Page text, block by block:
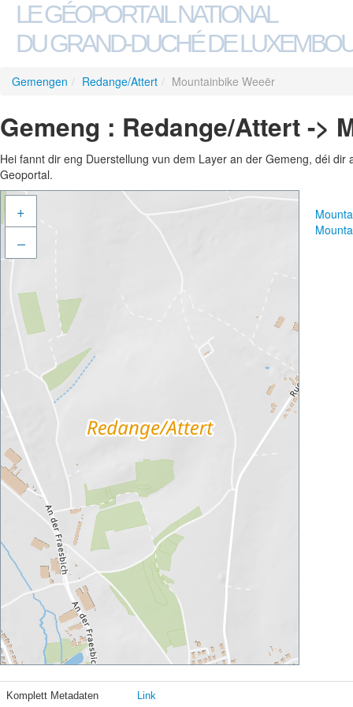
LE GÉOPORTAIL NATIONAL
DU GRAND-DUCHÉ DE
Gemengen / Redange/Attert / Mountainbike Weeër
Gemeng : Redange/Attert ->
Hei fannt dir eng Duerstellung vun dem Layer an der Gemeng, déi
Geoportal.
+
–
Komplett Metadaten Link